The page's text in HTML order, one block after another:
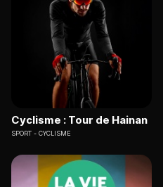
Cyclisme : Tour de Hainan
SPORT CYCLISME